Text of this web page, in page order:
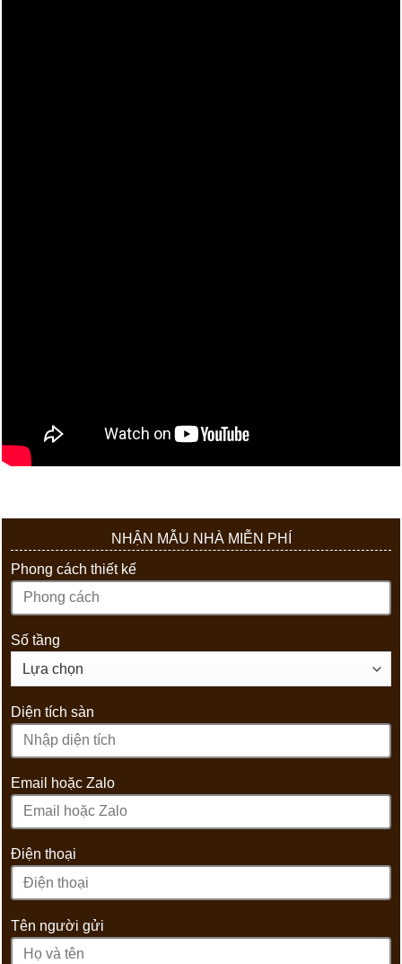
NHẬN MẪU NHÀ MIỄN PHÍ
Phong cách thiết kế
Số tầng
Diện tích sàn
Email hoặc Zalo
Điện thoại
Tên người gửi